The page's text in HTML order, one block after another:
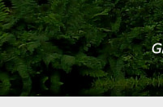
Naar hoofdinhoud